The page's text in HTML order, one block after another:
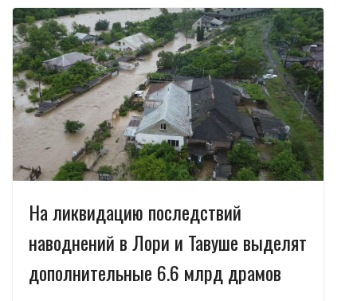
o
o
k
a
m
A
p
p
dI
n
а
в
и
т
ь
На ликвидацию последствий
наводнений в Лори и Тавуше выделят
дополнительные 6.6 млрд драмов